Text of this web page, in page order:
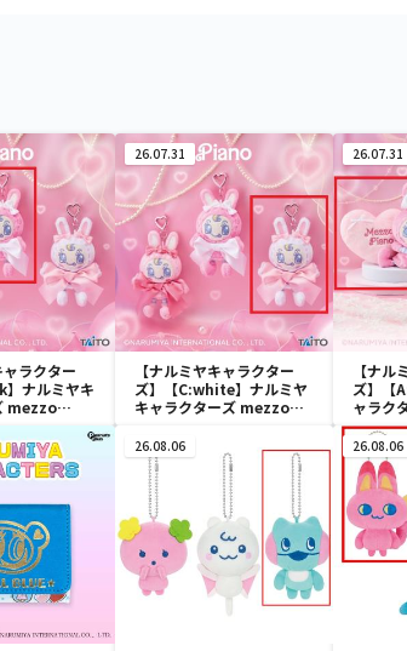
ャラクター
ナルミヤキ
mezzo
みマスコッ
26.07.31
【ナルミヤキャラクター
ズ】【C:white】ナルミヤ
キャラクターズ mezzo
ト ～Ribbon～
26.07.31
【ナル
ズ】【
ャラク
piano
Ribbon
26.08.06 26.08.06